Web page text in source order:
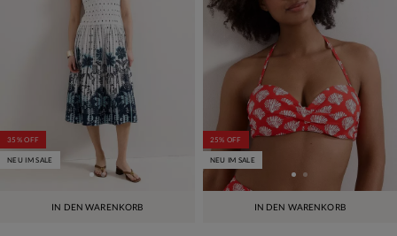
IN DEN WARENKORB
35% OFF
NEU IM SALE
IN DEN WARENKORB
25% OFF
NEU IM SALE